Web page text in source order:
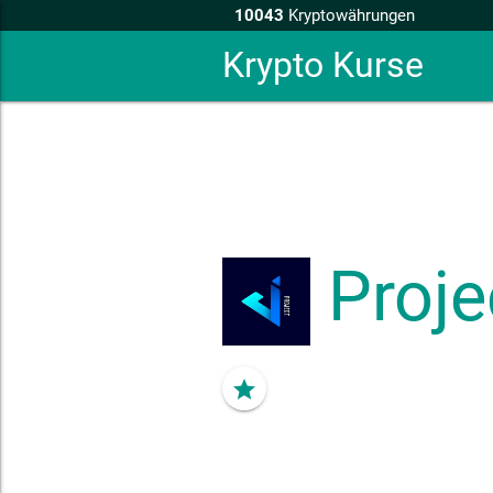
10043 Kryptowährungen
Krypto Kurse
star